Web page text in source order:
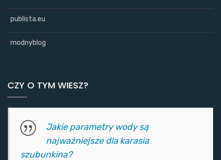
publista.eu
modnyblog
CZY O TYM WIESZ?
Jakie parametry wody są
najważniejsze dla karasia
szubunkina?